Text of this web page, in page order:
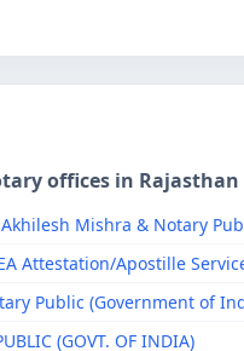
offices in Rajasthan
Mishra & Notary
Attestation/Apostille
Public (Government of
(GOVT. OF INDIA)